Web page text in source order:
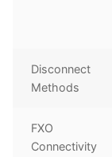
Disconnect
Methods
FXO
Connectivity